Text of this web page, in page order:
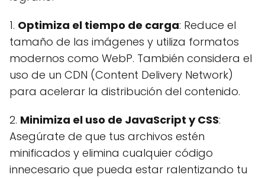
1. Optimiza el tiempo de carga: Reduce el
tamaño de las imágenes y utiliza formatos
modernos como WebP. También considera el
uso de un CDN (Content Delivery Network)
para acelerar la distribución del contenido.
2. Minimiza el uso de JavaScript y CSS:
Asegúrate de que tus archivos estén
minificados y elimina cualquier código
innecesario que pueda estar ralentizando tu